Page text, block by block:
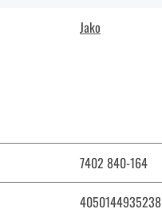
Jako
7402 840-164
4050144935238